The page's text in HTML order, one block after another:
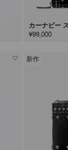
カーナビー
¥99,000
新作